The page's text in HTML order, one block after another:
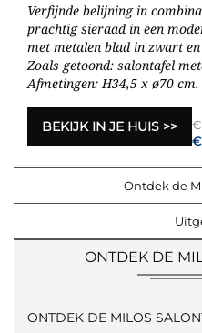
Verfijnde belijning in
prachtig sieraad in een
met metalen blad in zwart
Zoals getoond: salontafel
Afmetingen: H34,5 x ø70 cm.
BEKIJK IN JE HUIS
€
€
Ontdek de
ONTDEK DE
ONTDEK DE MILOS